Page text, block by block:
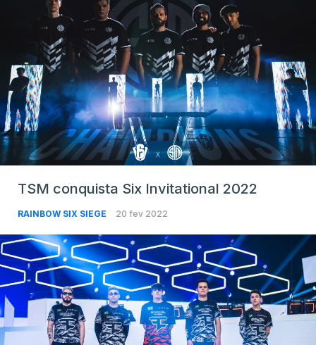
TSM conquista Six Invitational 2022
RAINBOW SIX SIEGE 20 fev 2022